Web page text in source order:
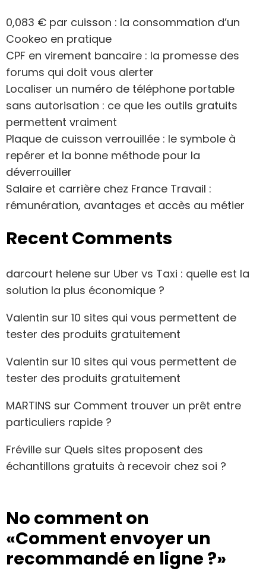
0,083 € par cuisson : la consommation d’un
Cookeo en pratique
CPF en virement bancaire : la promesse des
forums qui doit vous alerter
Localiser un numéro de téléphone portable
sans autorisation : ce que les outils gratuits
permettent vraiment
Plaque de cuisson verrouillée : le symbole à
repérer et la bonne méthode pour la
déverrouiller
Salaire et carrière chez France Travail :
rémunération, avantages et accès au métier
Recent Comments
darcourt helene sur Uber vs Taxi : quelle est la
solution la plus économique ?
Valentin sur 10 sites qui vous permettent de
tester des produits gratuitement
Valentin sur 10 sites qui vous permettent de
tester des produits gratuitement
MARTINS sur Comment trouver un prêt entre
particuliers rapide ?
Fréville sur Quels sites proposent des
échantillons gratuits à recevoir chez soi ?
No comment on
«Comment envoyer un
recommandé en ligne ?»